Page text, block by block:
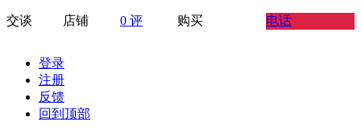
交谈 店铺 0 评 购买 电话
登录
注册
反馈
回到顶部